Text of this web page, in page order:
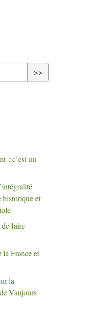
>>
: c’est un
historique et
faire
la France et
la
Vaujours